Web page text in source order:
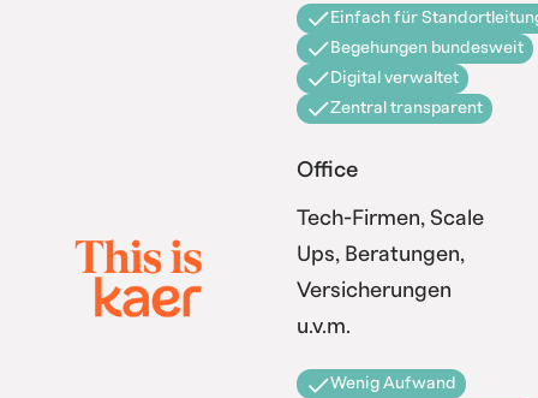
Einfach für
Begehungen bundesweit
Digital verwaltet
Zentral transparent
Office
Tech-Firmen, Scale
Ups, Beratungen,
Versicherungen
u.v.m.
Wenig Aufwand